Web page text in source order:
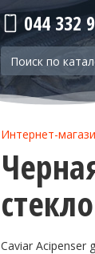
044 332
Интернет-
стекло
Caviar Acipenser